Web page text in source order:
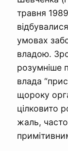
травня
умовах
владою.
розумніше
влада
щороку
цілковито
жаль,